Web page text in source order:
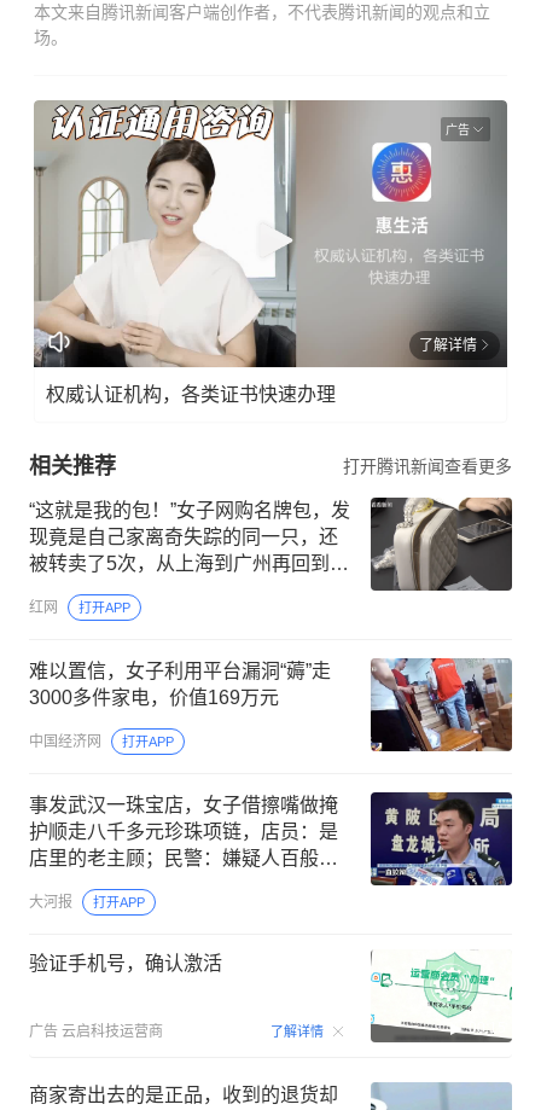
本文来自腾讯新闻客户端创作者，不代表腾讯新闻的观点和立
场。
广告
了解详情
权威认证机构，各类证书快速办理
相关推荐 打开腾讯新闻查看更多
“这就是我的包！”女子网购名牌包，发
现竟是自己家离奇失踪的同一只，还
被转卖了5次，从上海到广州再回到上
红网 打开APP
难以置信，女子利用平台漏洞“薅”走
3000多件家电，价值169万元
中国经济网 打开APP
事发武汉一珠宝店，女子借擦嘴做掩
护顺走八千多元珍珠项链，店员：是
店里的老主顾；民警：嫌疑人百般抵
赖，拒不承认
大河报 打开APP
验证手机号，确认激活
广告 云启科技运营商 了解详情 00:15
商家寄出去的是正品，收到的退货却